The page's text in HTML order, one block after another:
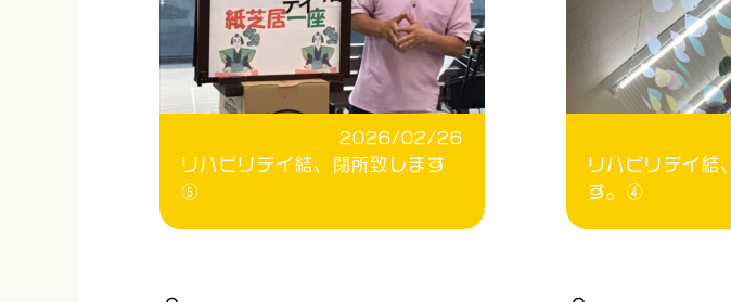
2026/02/26
リハビリデイ結、閉所致します
⑤
リハビリデイ結
す。④